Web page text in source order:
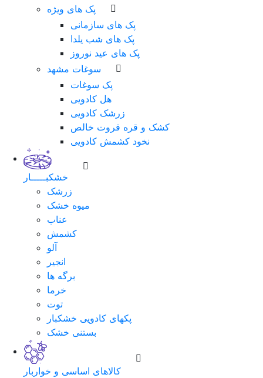
پک های ویژه
پک های سازمانی
پک های شب یلدا
پک های عید نوروز
سوغات مشهد
پک سوغات
هل کادویی
زرشک کادویی
کشک و قره قروت خالص
نخود کشمش کادویی
خشکبـــــار
زرشک
میوه خشک
عناب
کشمش
آلو
انجیر
برگه ها
خرما
توت
پکهای کادویی خشکبار
بستنی خشک
کالاهای اساسی و خواربار